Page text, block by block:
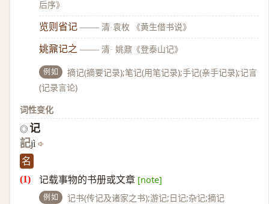
后序》
览则省记 —— 清·袁枚 《黄生借书说》
姚鼐记之 —— 清· 姚鼐《登泰山记》
例如
摘记(摘要记录);笔记(用笔记录);手记(亲手记录);记言
(记录言论)
词性变化
◎ 记
記jì
名
记载事物的书册或文章 [note]
例如 记书(传记及诸家之书);游记;日记;杂记;摘记